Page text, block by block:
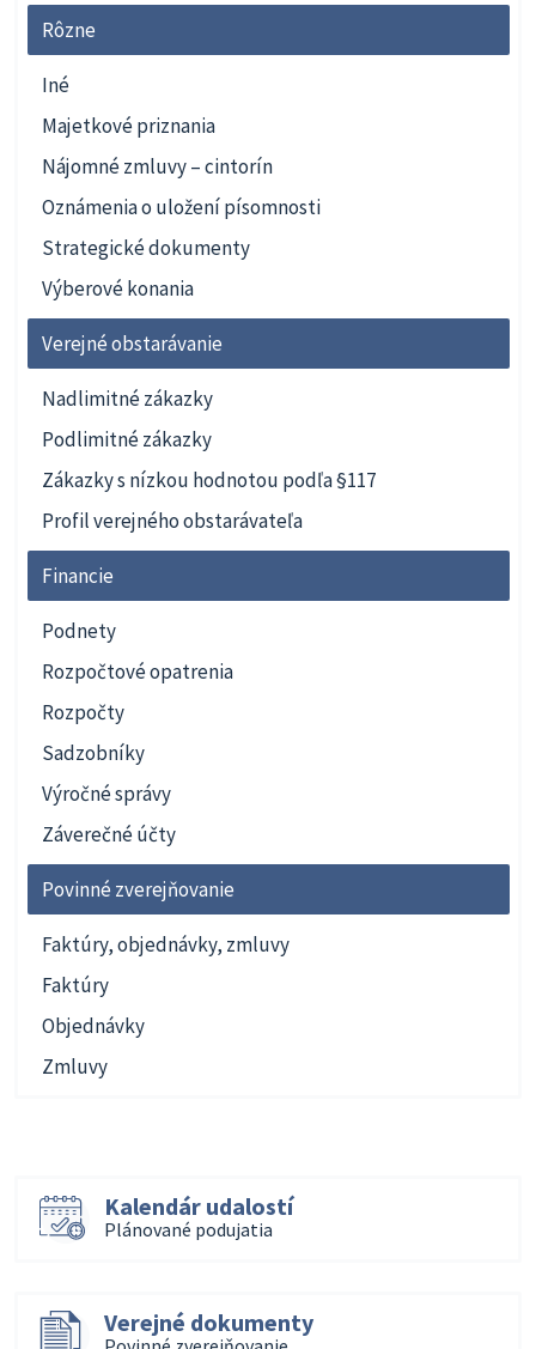
Rôzne
Iné
Majetkové priznania
Nájomné zmluvy – cintorín
Oznámenia o uložení písomnosti
Strategické dokumenty
Výberové konania
Verejné obstarávanie
Nadlimitné zákazky
Podlimitné zákazky
Zákazky s nízkou hodnotou podľa §117
Profil verejného obstarávateľa
Financie
Podnety
Rozpočtové opatrenia
Rozpočty
Sadzobníky
Výročné správy
Záverečné účty
Povinné zverejňovanie
Faktúry, objednávky, zmluvy
Faktúry
Objednávky
Zmluvy
Kalendár udalostí
Plánované podujatia
Verejné dokumenty